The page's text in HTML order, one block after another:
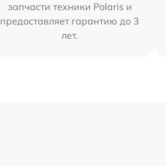
запчасти техники Polaris и
предоставляет гарантию до 3
лет.